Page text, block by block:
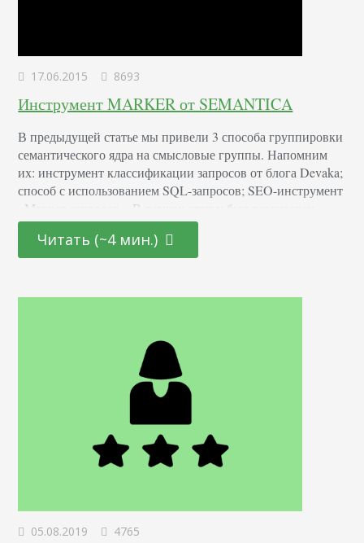
17.06.2015 8693
Инструмент MARKER от SEMANTICA
В предыдущей статье мы привели 3 способа группировки
семантического ядра на смысловые группы. Напомним
их: инструмент классификации запросов от блога Devaka;
способ с использованием SQL-запросов; SEO-инструмент
«Маркер запросов». В рамках статьи был реализован
инструмент «Маркер запросов», который в отличие от
других способов значительно упрощал работу с большим
семантическим ядром. Мы получили большой отклик:
функционала. Поэтому было…
Читать (~4 мин.)
05.08.2019 4765